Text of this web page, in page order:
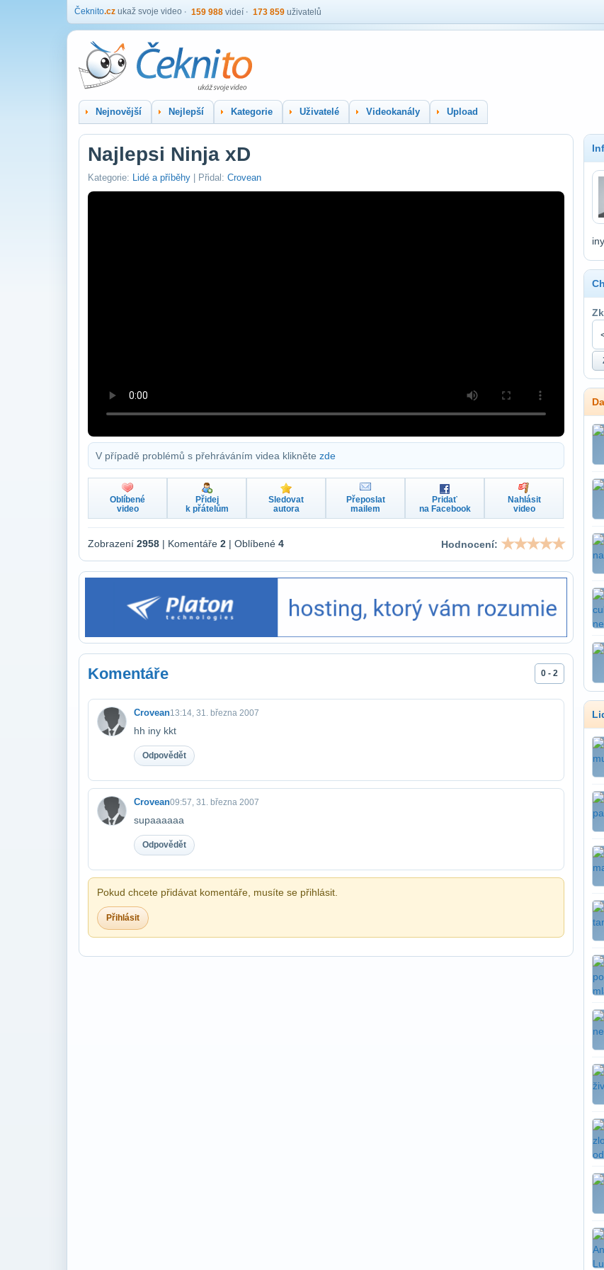
Čeknito.cz ukaž svoje video 159 988 videí 173 859 uživatelů
Nejnovější Nejlepší Kategorie Uživatelé Videokanály Upload
Najlepsi Ninja xD
Kategorie: Lidé a příběhy | Přidal: Crovean
V případě problémů s přehráváním videa klikněte zde
Oblíbené
video
Přidej
k přátelům
Sledovat
autora
Přeposlat
mailem
Pridať
na Facebook
Nahlásit
video
Zobrazení 2958 | Komentáře 2 | Oblíbené 4 Hodnocení:
Komentáře 0 - 2
Crovean13:14, 31. března 2007
hh iny kkt
Odpovědět
Crovean09:57, 31. března 2007
supaaaaaa
Odpovědět
Pokud chcete přidávat komentáře, musíte se přihlásit.
Přihlásit